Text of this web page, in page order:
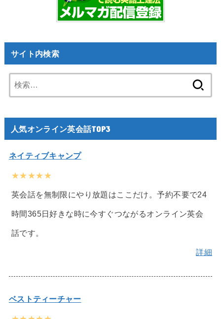
サイト内検索
索:
人気オンライン英会話TOP3
ネイティブキャンプ
★★★★★
英会話を無制限にやり放題はここだけ。予約不要で24
時間365日好きな時に今すぐつながるオンライン英会
話です。
詳細
ベストティーチャー